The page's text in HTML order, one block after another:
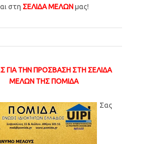
στη ΣΕΛΙΔΑ ΜΕΛΩΝμας!
ΓΙΑ ΤΗΝ ΠΡΟΣΒΑΣΗ ΣΤΗ ΣΕΛΙΔΑ
ΜΕΛΩΝ ΤΗΣ ΠΟΜΙΔΑ
Σας